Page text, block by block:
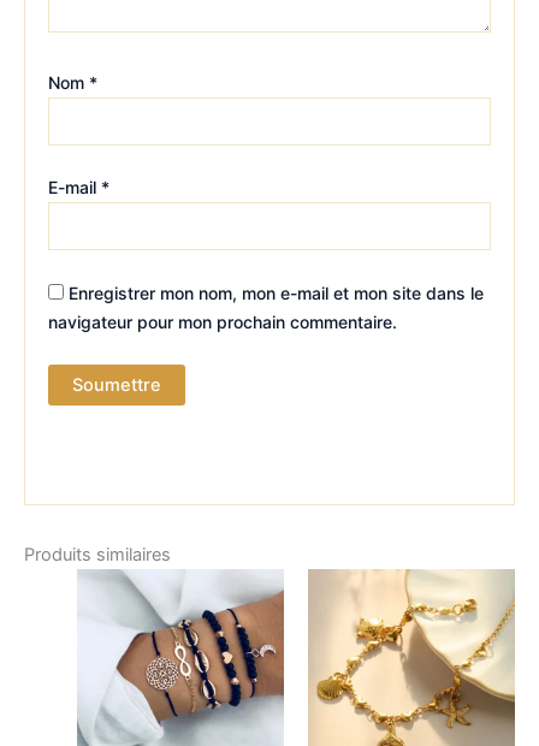
Nom *
E-mail *
Enregistrer mon nom, mon e-mail et mon site dans le
navigateur pour mon prochain commentaire.
Produits similaires
de
prix :
13,99 €
à
18,99 €
produit
a
plusieurs
variations.
Les
produit
a
plusieurs
variations.
Les